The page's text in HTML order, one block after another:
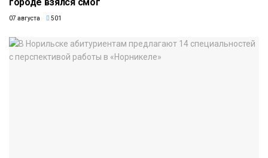
07 августа 501